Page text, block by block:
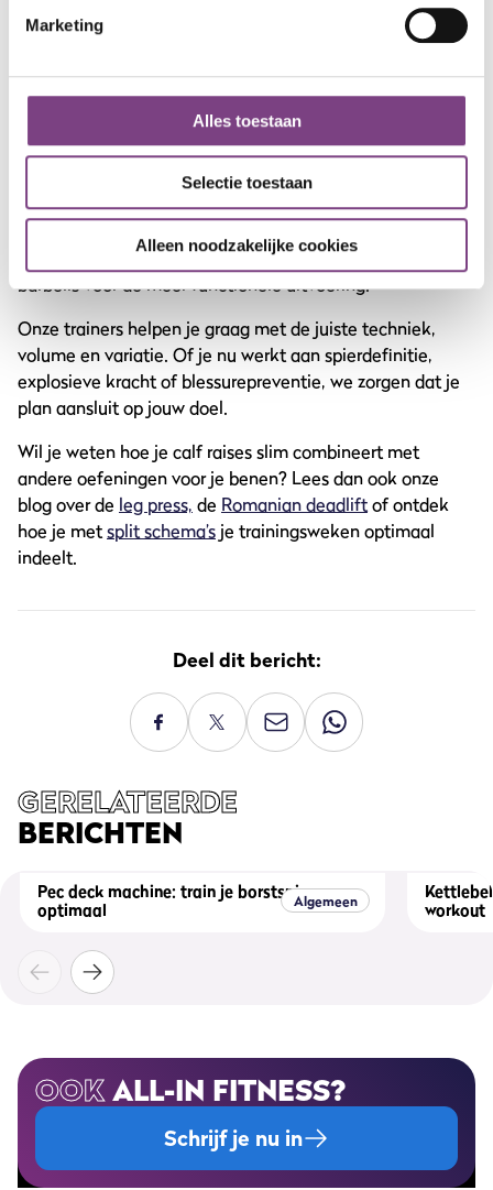
Marketing
Alles toestaan
Selectie toestaan
Alleen noodzakelijke cookies
voor maximale stabiliteit bij hogere gewichten.
je schema, afhankelijk van je doel.
Kom sporten bij ProFit Gym
Bij ProFit Gym hebben we alles in huis om je kuitspieren
effectief te trainen. Denk aan standing calf raise-
machines, seated varianten en losse dumbbells of
barbells voor de meer functionele uitvoering.
Onze trainers helpen je graag met de juiste techniek,
volume en variatie. Of je nu werkt aan spierdefinitie,
explosieve kracht of blessurepreventie, we zorgen dat je
plan aansluit op jouw doel.
Wil je weten hoe je calf raises slim combineert met
andere oefeningen voor je benen? Lees dan ook onze
blog over de leg press, de Romanian deadliftof ontdek
hoe je metsplit schema’s je trainingsweken optimaal
indeelt.
Deel dit bericht:
GERELATEERDE
BERICHTEN
Algemeen
Pec deck machine: train je borstspieren
optimaal
workout
OOKALL-IN FITNESS?
Schrijf je nu in